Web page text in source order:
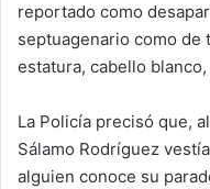
reportado como
septuagenario como de
estatura, cabello
La Policía precisó que,
Sálamo Rodríguez
alguien conoce su